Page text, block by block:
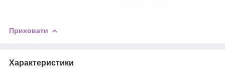
Приховати
Характеристики